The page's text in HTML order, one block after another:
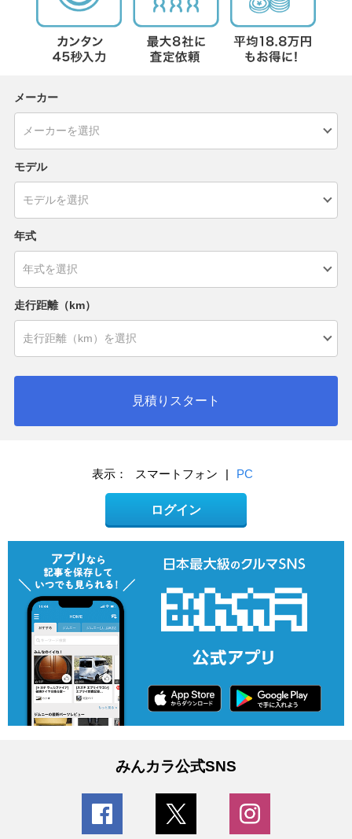
メーカー
モデル
年式
走行距離（km）
見積りスタート
表示： スマートフォン | PC
ログイン
みんカラ公式SNS